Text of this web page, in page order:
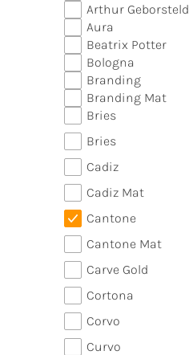
Arthur Geborsteld
Aura
Beatrix Potter
Bologna
Branding
Branding Mat
Bries
Bries
Cadiz
Cadiz Mat
Cantone
Cantone Mat
Carve Gold
Cortona
Corvo
Curvo